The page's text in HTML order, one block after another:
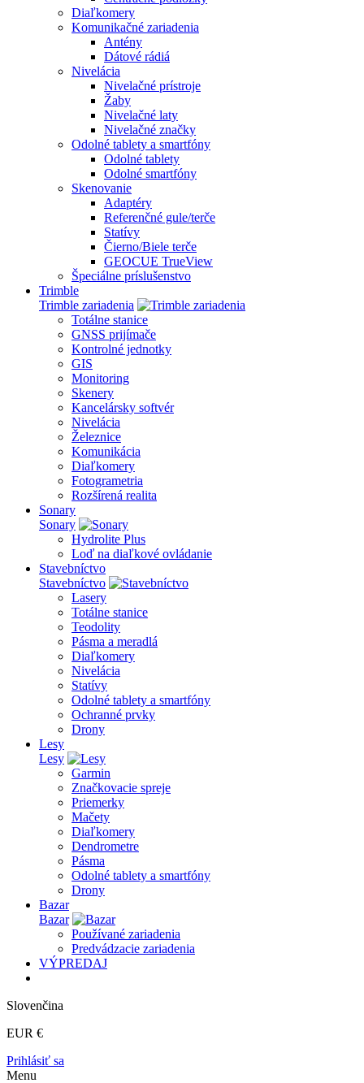
Diaľkomery
Komunikačné zariadenia
Antény
Dátové rádiá
Nivelácia
Nivelačné prístroje
Žaby
Nivelačné laty
Nivelačné značky
Odolné tablety a smartfóny
Odolné tablety
Odolné smartfóny
Skenovanie
Adaptéry
Referenčné gule/terče
Statívy
Čierno/Biele terče
GEOCUE TrueView
Špeciálne príslušenstvo
Trimble
Trimble zariadenia
Totálne stanice
GNSS prijímače
Kontrolné jednotky
GIS
Monitoring
Skenery
Kancelársky softvér
Nivelácia
Železnice
Komunikácia
Diaľkomery
Fotogrametria
Rozšírená realita
Sonary
Sonary
Hydrolite Plus
Loď na diaľkové ovládanie
Stavebníctvo
Stavebníctvo
Lasery
Totálne stanice
Teodolity
Pásma a meradlá
Diaľkomery
Nivelácia
Statívy
Odolné tablety a smartfóny
Ochranné prvky
Drony
Lesy
Lesy
Garmin
Značkovacie spreje
Priemerky
Mačety
Diaľkomery
Dendrometre
Pásma
Odolné tablety a smartfóny
Drony
Bazar
Bazar
Používané zariadenia
Predvádzacie zariadenia
VÝPREDAJ
Slovenčina
EUR €
Prihlásiť sa
Menu